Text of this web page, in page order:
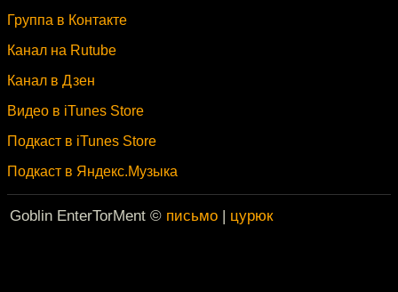
Группа в Контакте
Канал на Rutube
Канал в Дзен
Видео в iTunes Store
Подкаст в iTunes Store
Подкаст в Яндекс.Музыка
Goblin EnterTorMent © письмо | цурюк